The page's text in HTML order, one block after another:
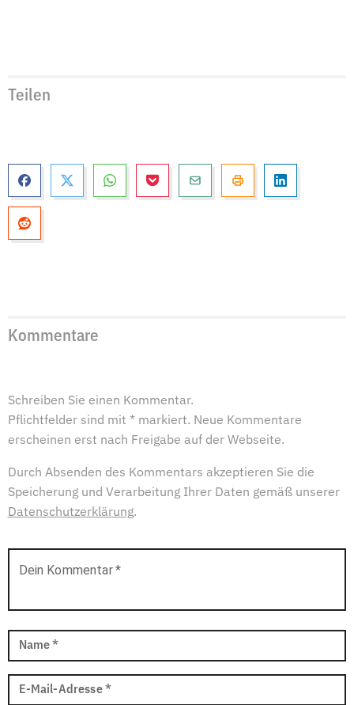
Teilen
Kommentare
Schreiben Sie einen Kommentar.
Pflichtfelder sind mit * markiert. Neue Kommentare
erscheinen erst nach Freigabe auf der Webseite.
Durch Absenden des Kommentars akzeptieren Sie die
Speicherung und Verarbeitung Ihrer Daten gemäß unserer
Datenschutzerklärung.
Dein Kommentar*
Name *
E-Mail-Adresse *